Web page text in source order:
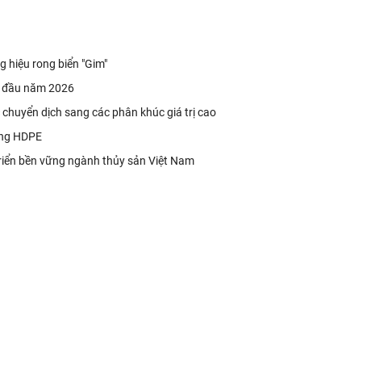
hiệu rong biển "Gim"
năm 2026
dịch sang các phân khúc giá trị cao
HDPE
bền vững ngành thủy sản Việt Nam